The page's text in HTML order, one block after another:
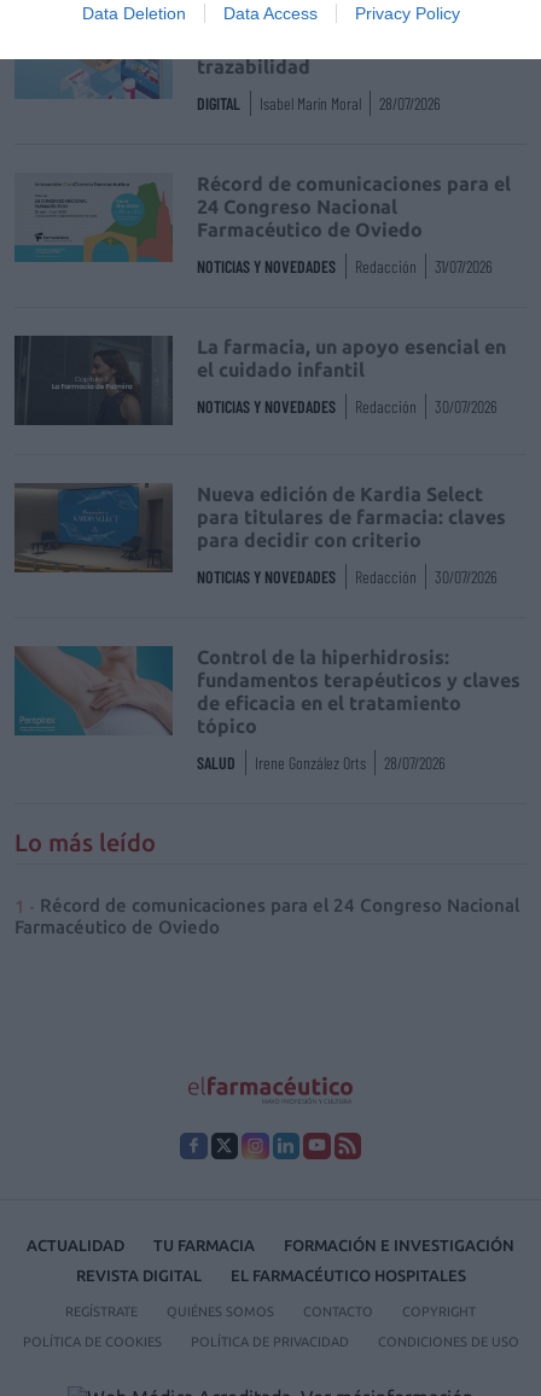
Data Deletion Data Access Privacy Policy
La venta online de medicamentos
trazabilidad
DIGITAL Isabel Marín Moral 28/07/2026
Récord de comunicaciones para el
24 Congreso Nacional
Farmacéutico de Oviedo
NOTICIAS Y NOVEDADES Redacción 31/07/2026
La farmacia, un apoyo esencial en
el cuidado infantil
NOTICIAS Y NOVEDADES Redacción 30/07/2026
Nueva edición de Kardia Select
para titulares de farmacia: claves
para decidir con criterio
NOTICIAS Y NOVEDADES Redacción 30/07/2026
Control de la hiperhidrosis:
fundamentos terapéuticos y claves
de eficacia en el tratamiento
tópico
SALUD Irene González Orts 28/07/2026
Lo más leído
Récord de comunicaciones para el 24 Congreso Nacional
Farmacéutico de Oviedo
ACTUALIDAD TU FARMACIA
FORMACIÓN E INVESTIGACIÓN
REVISTA DIGITAL
EL FARMACÉUTICO HOSPITALES
REGÍSTRATE QUIÉNES SOMOS CONTACTO COPYRIGHT
POLÍTICA DE COOKIES POLÍTICA DE PRIVACIDAD CONDICIONES DE USO